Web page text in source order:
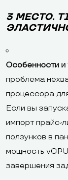
3 МЕСТО.
Особенности и
проблема
процессора
Если вы
импорт прайс-
ползунков в
мощность
завершения